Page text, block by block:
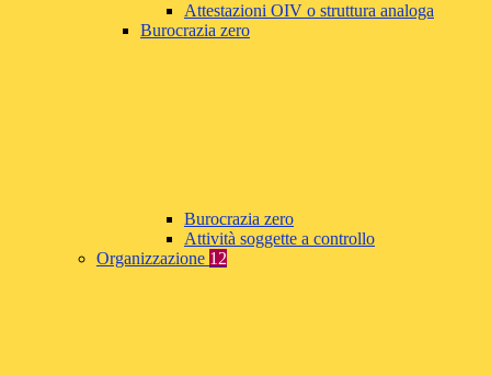
Attestazioni OIV o struttura analoga
Burocrazia zero
Burocrazia zero
Attività soggette a controllo
Organizzazione 12